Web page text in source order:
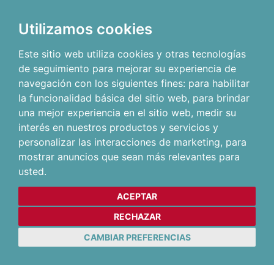
Utilizamos cookies
Este sitio web utiliza cookies y otras tecnologías
de seguimiento para mejorar su experiencia de
navegación con los siguientes fines: para habilitar
la funcionalidad básica del sitio web, para brindar
una mejor experiencia en el sitio web, medir su
interés en nuestros productos y servicios y
personalizar las interacciones de marketing, para
mostrar anuncios que sean más relevantes para
usted.
ACEPTAR
RECHAZAR
CAMBIAR PREFERENCIAS